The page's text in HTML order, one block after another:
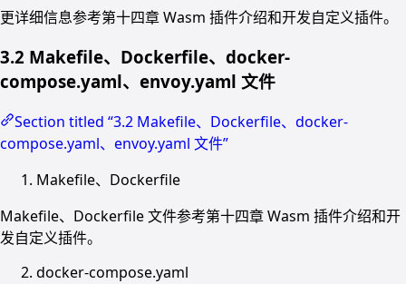
更详细信息参考第十四章 Wasm 插件介绍和开发自定义插件。
3.2 Makefile、Dockerfile、docker-
compose.yaml、envoy.yaml 文件
Section titled “3.2 Makefile、Dockerfile、docker-
compose.yaml、envoy.yaml 文件”
Makefile、Dockerfile
Makefile、Dockerfile 文件参考第十四章 Wasm 插件介绍和开
发自定义插件。
docker-compose.yaml